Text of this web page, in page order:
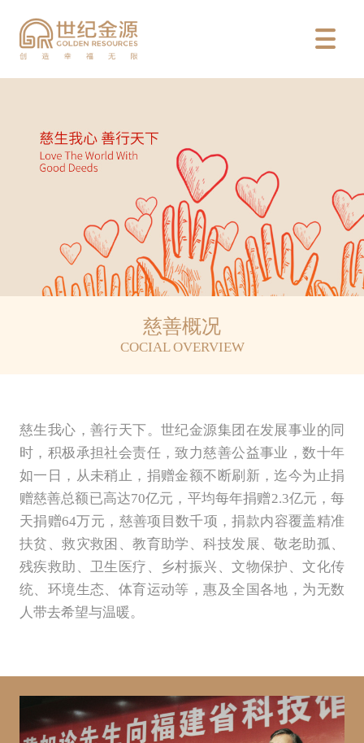

慈善概况
COCIAL OVERVIEW
慈生我心，善行天下。世纪金源集团在发展事业的同
时，积极承担社会责任，致力慈善公益事业，数十年
如一日，从未稍止，捐赠金额不断刷新，迄今为止捐
赠慈善总额已高达70亿元，平均每年捐赠2.3亿元，每
天捐赠64万元，慈善项目数千项，捐款内容覆盖精准
扶贫、救灾救困、教育助学、科技发展、敬老助孤、
残疾救助、卫生医疗、乡村振兴、文物保护、文化传
统、环境生态、体育运动等，惠及全国各地，为无数
人带去希望与温暖。